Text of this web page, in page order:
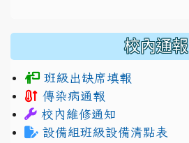
校內通報
班級出缺席填報
傳染病通報
校內維修通知
設備組班級設備清點表